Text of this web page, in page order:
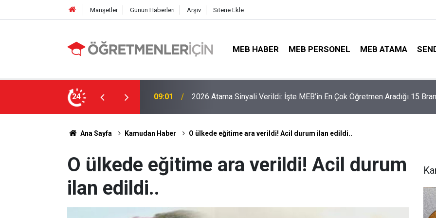
Manşetler Günün Haberleri Arşiv Sitene Ekle
MEB HABER MEB PERSONEL MEB ATAMA
24
En Çok Öğretmen Aradığı 15 Branş! 19:00
LGS Nakillerinde Büyük Risk: Gözde Liselerde Kontenjanlar Bitti, Rekabet
Tavan Yaptı!
Ana Sayfa Kamudan Haber O ülkede eğitime ara verildi! Acil durum ilan edildi..
O ülkede eğitime ara verildi! Acil durum
ilan edildi..